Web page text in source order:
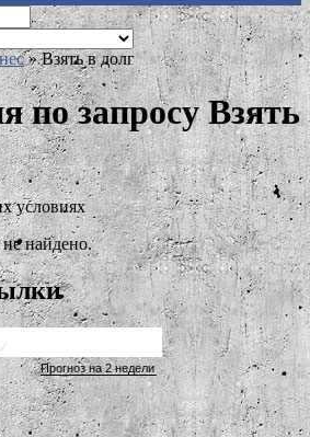
» Взять в долг
по запросу Взять
условиях
найдено.